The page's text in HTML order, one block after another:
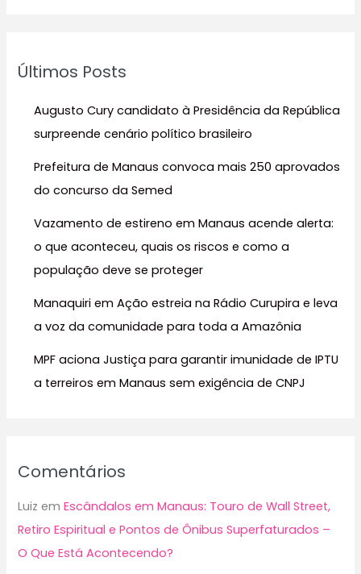
iÚltimos Posts
Augusto Cury candidato à Presidência da República
surpreende cenário político brasileiro
Prefeitura de Manaus convoca mais 250 aprovados
do concurso da Semed
Vazamento de estireno em Manaus acende alerta:
o que aconteceu, quais os riscos e como a
população deve se proteger
Manaquiri em Ação estreia na Rádio Curupira e leva
a voz da comunidade para toda a Amazônia
MPF aciona Justiça para garantir imunidade de IPTU
a terreiros em Manaus sem exigência de CNPJ
Comentários
Luiz emEscândalos em Manaus: Touro de Wall Street,
Retiro Espiritual e Pontos de Ônibus Superfaturados –
O Que Está Acontecendo?